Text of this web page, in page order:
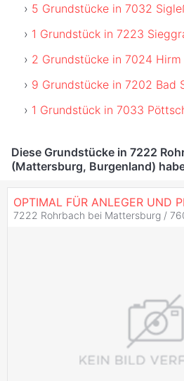
5 Grundstücke in 7032
1 Grundstück in 7223
2 Grundstücke in 7024 Hirm
9 Grundstücke in 7202 Bad
1 Grundstück in 7033
Diese Grundstücke in 7222
(Mattersburg, Burgenland)
7222 Rohrbach bei Mattersburg /